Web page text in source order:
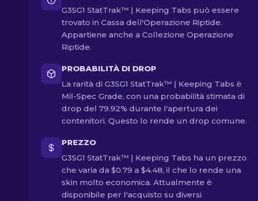
G3SG1 StatTrak™ | Keeping Tabs può essere
trovato in Cassa dell'Operazione Riptide.
Appartiene anche a Collezione Operazione
Riptide.
PROBABILITÀ DI DROP
La rarità di G3SG1 StatTrak™ | Keeping Tabs è
Mil-Spec Grade, con una probabilità stimata di
drop del 79.92% durante l'apertura dei
contenitori. Questo lo rende un drop comune.
PREZZO
G3SG1 StatTrak™ | Keeping Tabs ha un prezzo
che varia da $0.79 a $4.48, il che lo rende una
skin molto economica. Attualmente è
disponibile per l'acquisto su diversi